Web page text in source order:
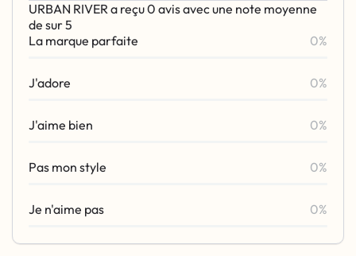
URBAN RIVER a reçu 0 avis avec une note moyenne
de sur 5
La marque parfaite
0%
J'adore 0%
J'aime bien 0%
Pas mon style 0%
Je n'aime pas 0%